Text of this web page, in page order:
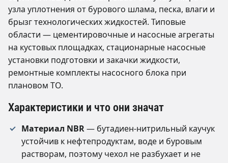
узла уплотнения от бурового шлама, песка, влаги и
брызг технологических жидкостей. Типовые
области — цементировочные и насосные агрегаты
на кустовых площадках, стационарные насосные
установки подготовки и закачки жидкости,
ремонтные комплекты насосного блока при
плановом ТО.
Характеристики и что они значат
Материал NBR— бутадиен-нитрильный каучук
устойчив к нефтепродуктам, воде и буровым
растворам, поэтому чехол не разбухает и не